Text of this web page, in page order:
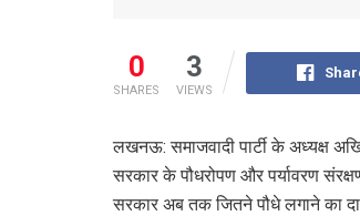
0
SHARES
3
VIEWS
लखनऊ: समाजवादी पार्टी के अध्यक्ष
सरकार के पौधरोपण और पर्यावरण
सरकार अब तक जितने पौधे लगाने का